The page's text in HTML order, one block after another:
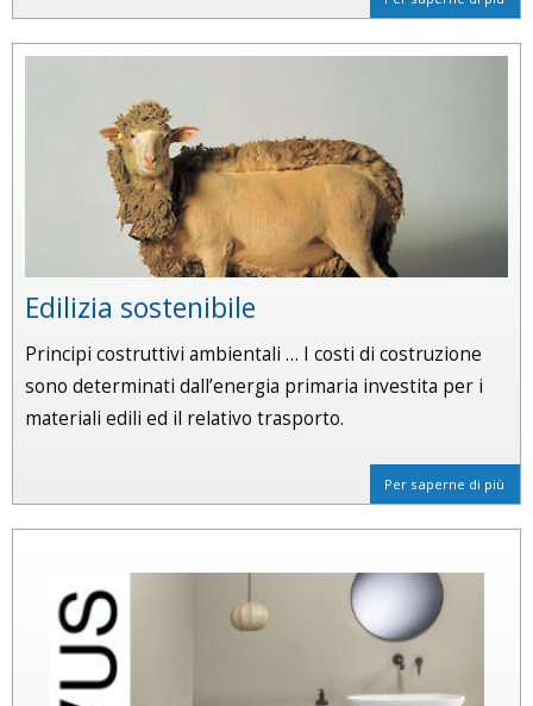
Edilizia sostenibile
Principi costruttivi ambientali … I costi di costruzione
sono determinati dall’energia primaria investita per i
materiali edili ed il relativo trasporto.
Per saperne di più